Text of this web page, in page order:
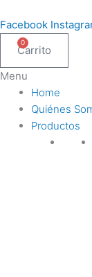
al
contenido
Facebook
0
Carrito
Menu
Home
Quiénes
Productos